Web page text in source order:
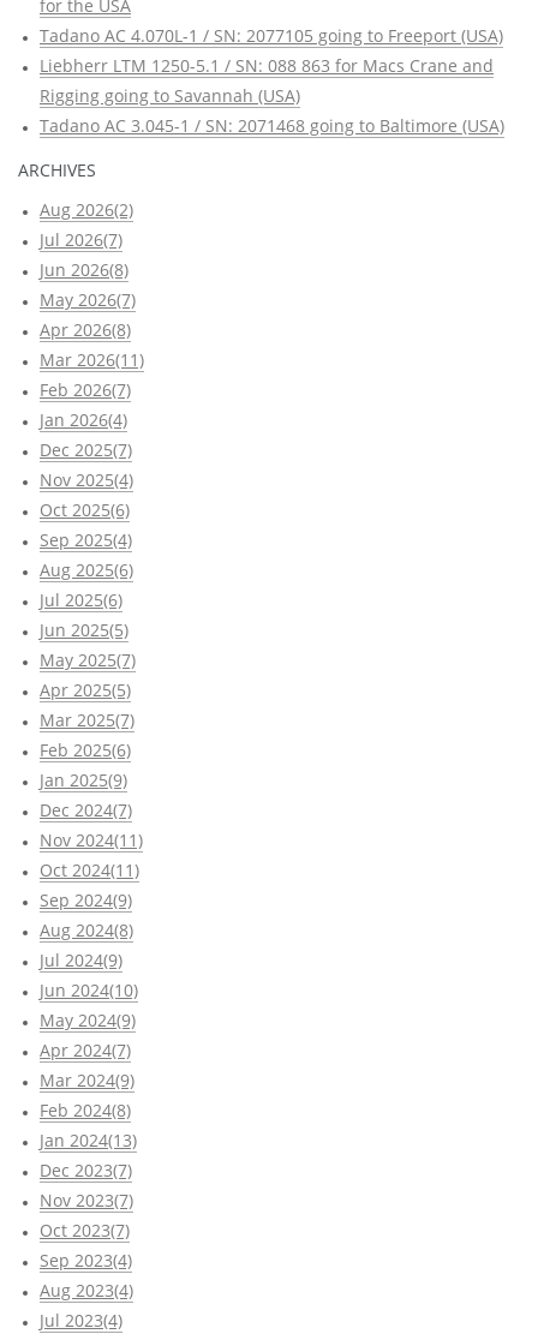
for the USA
Tadano AC 4.070L-1 / SN: 2077105 going to Freeport (USA)
Liebherr LTM 1250-5.1 / SN: 088 863 for Macs Crane and
Rigging going to Savannah (USA)
Tadano AC 3.045-1 / SN: 2071468 going to Baltimore (USA)
ARCHIVES
Aug 2026(2)
Jul 2026(7)
Jun 2026(8)
May 2026(7)
Apr 2026(8)
Mar 2026(11)
Feb 2026(7)
Jan 2026(4)
Dec 2025(7)
Nov 2025(4)
Oct 2025(6)
Sep 2025(4)
Aug 2025(6)
Jul 2025(6)
Jun 2025(5)
May 2025(7)
Apr 2025(5)
Mar 2025(7)
Feb 2025(6)
Jan 2025(9)
Dec 2024(7)
Nov 2024(11)
Oct 2024(11)
Sep 2024(9)
Aug 2024(8)
Jul 2024(9)
Jun 2024(10)
May 2024(9)
Apr 2024(7)
Mar 2024(9)
Feb 2024(8)
Jan 2024(13)
Dec 2023(7)
Nov 2023(7)
Oct 2023(7)
Sep 2023(4)
Aug 2023(4)
Jul 2023(4)